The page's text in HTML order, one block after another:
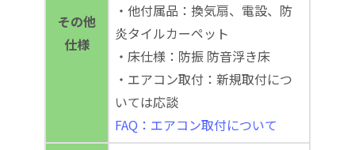
その他
仕様
・他付属品：換気扇、電設、防
炎タイルカーペット
・床仕様：防振 防音浮き床
・エアコン取付：新規取付につ
いては応談
FAQ：エアコン取付について